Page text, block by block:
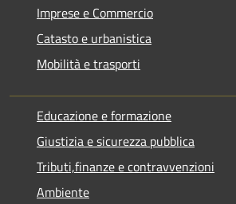
Imprese e Commercio
Catasto e urbanistica
Mobilità e trasporti
Educazione e formazione
Giustizia e sicurezza pubblica
Tributi,finanze e contravvenzioni
Ambiente